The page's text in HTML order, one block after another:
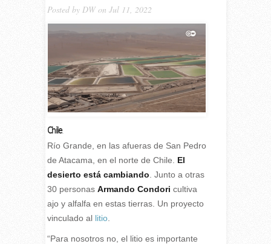
Posted by DWon Jul 11, 2022
Chile.
Río Grande, en las afueras de San Pedro
de Atacama, en el norte de Chile. El
desierto está cambiando . Junto a otras
30 personas Armando Condori cultiva
ajo y alfalfa en estas tierras. Un proyecto
vinculado al litio.
“Para nosotros no, el litio es importante